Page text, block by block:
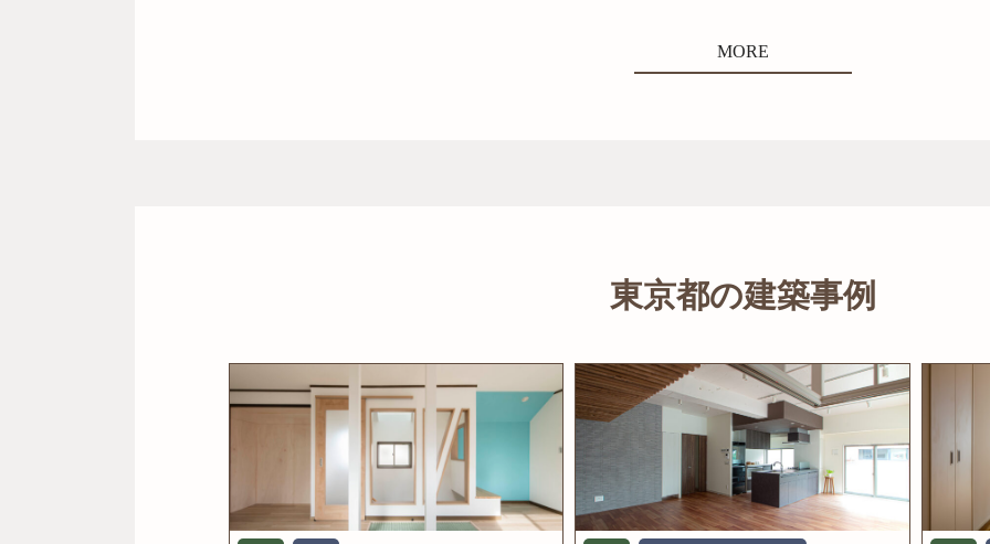
MORE
東京都の建築事例